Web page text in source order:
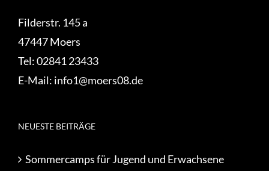
Filderstr. 145 a
47447 Moers
Tel:02841 23433
E-Mail: info1@moers08.de
NEUESTE BEITRÄGE
Sommercamps für Jugend und Erwachsene